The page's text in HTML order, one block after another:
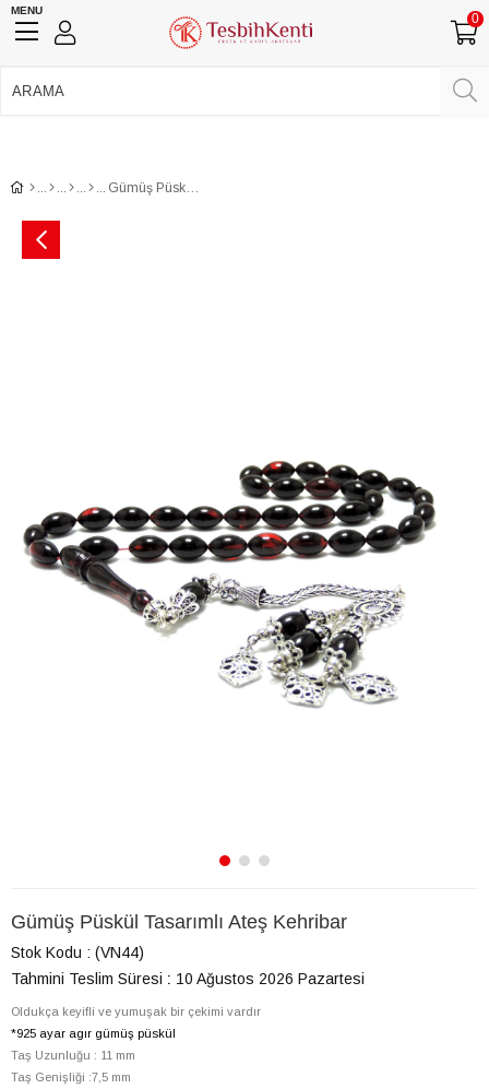
MENU
0
Gümüş Püskül Tasarımlı Ateş Kehribar
Gümüş Püskül Tasarımlı Ateş Kehribar
Stok Kodu
(VN44)
Tahmini Teslim Süresi : 10 Ağustos 2026 Pazartesi
Oldukça keyifli ve yumuşak bir çekimi vardır
*925 ayar agır gümüş püskül
Taş Uzunluğu : 11 mm
Taş Genişliği :7,5 mm